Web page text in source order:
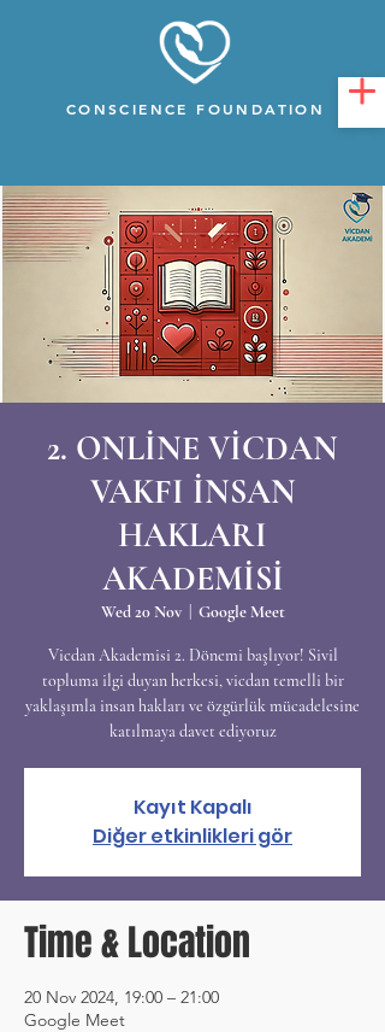
CONSCIENCE FOUNDATION
2. ONLİNE VİCDAN
VAKFI İNSAN
HAKLARI
AKADEMİSİ
Wed 20 Nov
  |
Google Meet
Vicdan Akademisi 2. Dönemi başlıyor! Sivil
topluma ilgi duyan herkesi, vicdan temelli bir
yaklaşımla insan hakları ve özgürlük mücadelesine
katılmaya davet ediyoruz
Kayıt Kapalı
Diğer etkinlikleri gör
Time & Location
20 Nov 2024, 19:00 – 21:00
Google Meet